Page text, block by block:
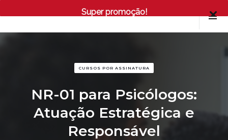
Super promoção!
CURSOS POR ASSINATURA
NR-01 para Psicólogos:
Atuação Estratégica e
Responsável